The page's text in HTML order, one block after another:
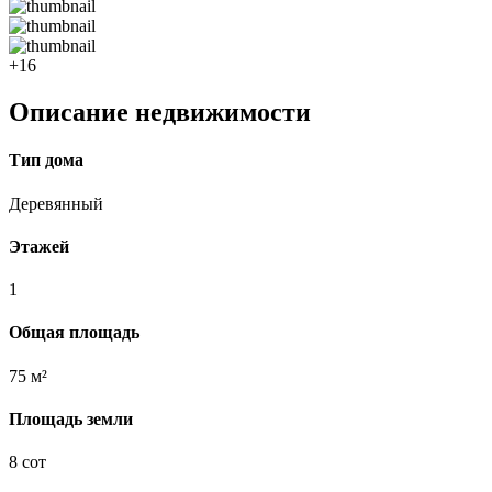
+16
Описание недвижимости
Тип дома
Деревянный
Этажей
1
Общая площадь
75 м²
Площадь земли
8 сот